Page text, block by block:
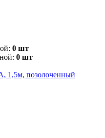
0 шт
0 шт
1,5м, позолоченный